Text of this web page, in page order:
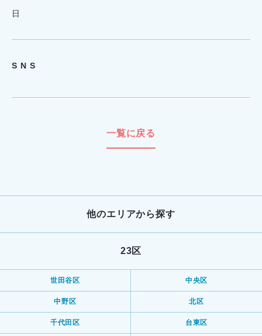
日
S N S
一覧に戻る
他のエリアから探す
23区
世田谷区 中央区
中野区 北区
千代田区 台東区